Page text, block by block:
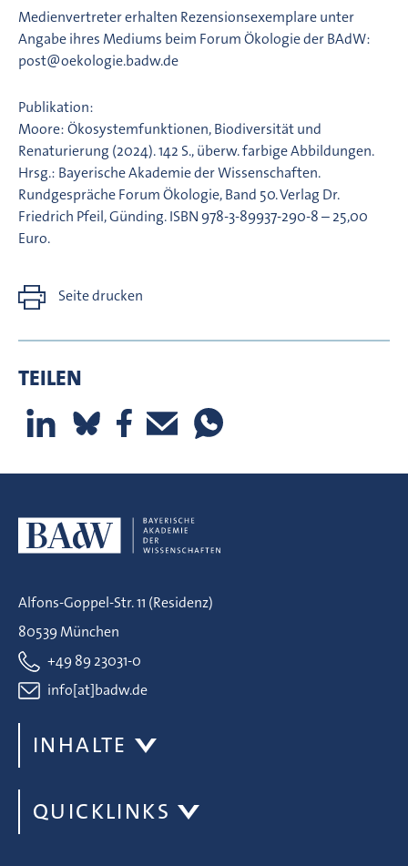
Medienvertreter erhalten Rezensionsexemplare unter
Angabe ihres Mediums beim Forum Ökologie der BAdW:
post@oekologie.badw.de
Publikation:
Moore: Ökosystemfunktionen, Biodiversität und
Renaturierung (2024). 142 S., überw. farbige Abbildungen.
Hrsg.: Bayerische Akademie der Wissenschaften.
Rundgespräche Forum Ökologie, Band 50. Verlag Dr.
Friedrich Pfeil, Günding. ISBN 978-3-89937-290-8 – 25,00
Euro.
Seite drucken
TEILEN
Alfons-Goppel-Str. 11 (Residenz)
80539 München
+49 89 23031-0
info[at]badw.de
INHALTE
QUICKLINKS